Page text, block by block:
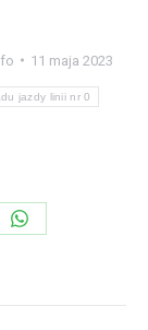
11 maja 2023
jazdy linii nr 0
Share